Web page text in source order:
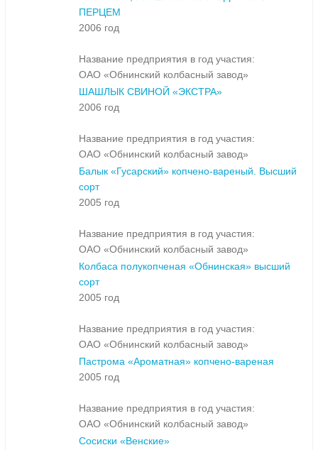
ПЕРЦЕМ
2006 год
Название предприятия в год участия:
ОАО «Обнинский колбасный завод»
ШАШЛЫК СВИНОЙ «ЭКСТРА»
2006 год
Название предприятия в год участия:
ОАО «Обнинский колбасный завод»
Балык «Гусарский» копчено-вареный. Высший
сорт
2005 год
Название предприятия в год участия:
ОАО «Обнинский колбасный завод»
Колбаса полукопченая «Обнинская» высший
сорт
2005 год
Название предприятия в год участия:
ОАО «Обнинский колбасный завод»
Пастрома «Ароматная» копчено-вареная
2005 год
Название предприятия в год участия:
ОАО «Обнинский колбасный завод»
Сосиски «Венские»